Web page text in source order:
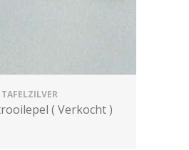
TAFELZILVER
( Verkocht )